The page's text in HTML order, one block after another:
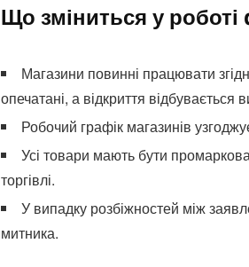
Що зміниться у
Магазини повинні працювати
опечатані, а відкриття
Робочий графік магазинів
Усі товари мають бути
торгівлі.
У випадку розбіжностей між
митника.